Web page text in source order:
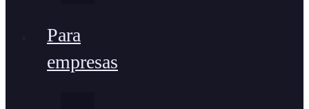
Para
empresas